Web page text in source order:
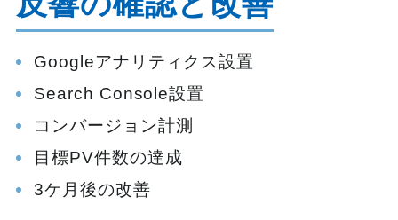
Googleアナリティクス設置
Search Console設置
コンバージョン計測
目標PV件数の達成
3ケ月後の改善